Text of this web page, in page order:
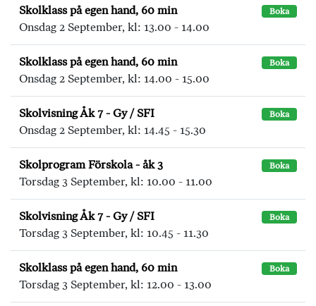
Skolklass på egen hand, 60 min Boka
Onsdag 2 September, kl: 13.00 - 14.00
Skolklass på egen hand, 60 min Boka
Onsdag 2 September, kl: 14.00 - 15.00
Skolvisning Åk 7 - Gy / SFI Boka
Onsdag 2 September, kl: 14.45 - 15.30
Skolprogram Förskola - åk 3 Boka
Torsdag 3 September, kl: 10.00 - 11.00
Skolvisning Åk 7 - Gy / SFI Boka
Torsdag 3 September, kl: 10.45 - 11.30
Skolklass på egen hand, 60 min Boka
Torsdag 3 September, kl: 12.00 - 13.00